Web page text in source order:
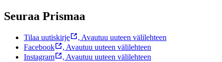
Seuraa Prismaa
Tilaa uutiskirje , Avautuu uuteen välilehteen
Facebook
, Avautuu uuteen välilehteen
Instagram
, Avautuu uuteen välilehteen